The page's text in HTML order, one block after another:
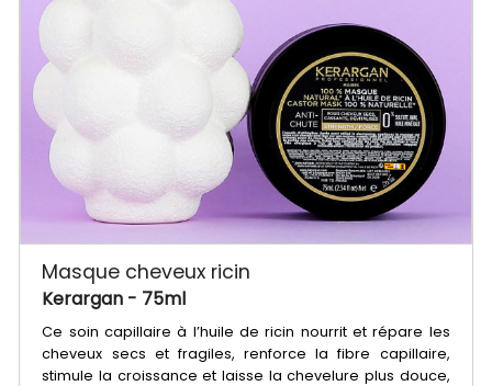
Masque cheveux ricin
Kerargan - 75ml
Ce soin capillaire à l’huile de ricin nourrit et répare les
cheveux secs et fragiles, renforce la fibre capillaire,
stimule la croissance et laisse la chevelure plus douce,